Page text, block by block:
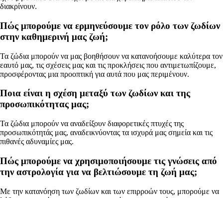
διακρίνουν.
Πώς μπορούμε να ερμηνεύσουμε τον ρόλο των ζωδίων
στην καθημερινή μας ζωή;
Τα ζώδια μπορούν να μας βοηθήσουν να κατανοήσουμε καλύτερα τον
εαυτό μας, τις σχέσεις μας και τις προκλήσεις που αντιμετωπίζουμε,
προσφέροντας μια προοπτική για αυτά που μας περιμένουν.
Ποια είναι η σχέση μεταξύ των ζωδίων και της
προσωπικότητας μας;
Τα ζώδια μπορούν να αναδείξουν διαφορετικές πτυχές της
προσωπικότητάς μας, αναδεικνύοντας τα ισχυρά μας σημεία και τις
πιθανές αδυναμίες μας.
Πώς μπορούμε να χρησιμοποιήσουμε τις γνώσεις από
την αστρολογία για να βελτιώσουμε τη ζωή μας;
Με την κατανόηση των ζωδίων και των επιρροών τους, μπορούμε να